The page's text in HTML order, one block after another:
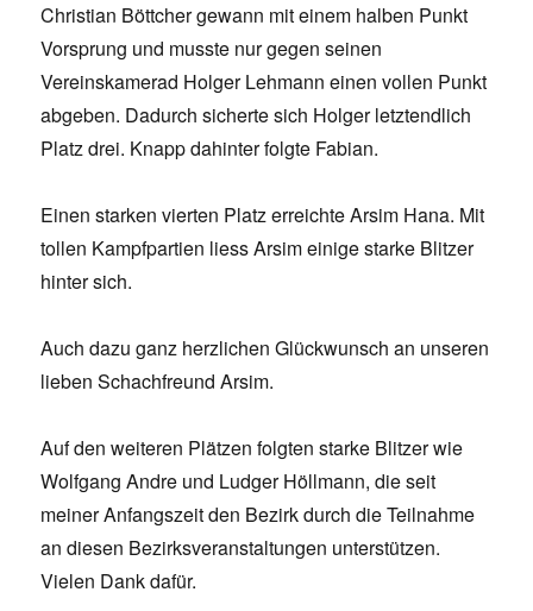
Christian Böttcher gewann mit einem halben Punkt
Vorsprung und musste nur gegen seinen
Vereinskamerad Holger Lehmann einen vollen Punkt
abgeben. Dadurch sicherte sich Holger letztendlich
Platz drei. Knapp dahinter folgte Fabian.
Einen starken vierten Platz erreichte Arsim Hana. Mit
tollen Kampfpartien liess Arsim einige starke Blitzer
hinter sich.
Auch dazu ganz herzlichen Glückwunsch an unseren
lieben Schachfreund Arsim.
Auf den weiteren Plätzen folgten starke Blitzer wie
Wolfgang Andre und Ludger Höllmann, die seit
meiner Anfangszeit den Bezirk durch die Teilnahme
an diesen Bezirksveranstaltungen unterstützen.
Vielen Dank dafür.